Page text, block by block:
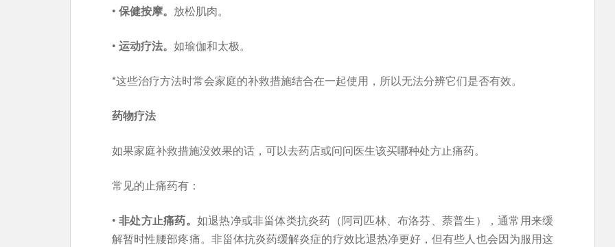
• 保健按摩。 放松肌肉。
• 运动疗法。 如瑜伽和太极。
*这些治疗方法时常会家庭的补救措施结合在一起使用，所以无法分辨它们是否有效。
药物疗法
如果家庭补救措施没效果的话，可以去药店或问问医生该买哪种处方止痛药。
常见的止痛药有：
•非处方止痛药。 如退热净或非甾体类抗炎药（阿司匹林、布洛芬、萘普生），通常用来缓
解暂时性腰部疼痛。非甾体抗炎药缓解炎症的疗效比退热净更好，但有些人也会因为服用这